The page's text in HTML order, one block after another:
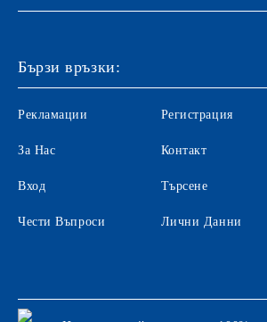
Бързи връзки:
Рекламации
За Нас
Вход
Чести Въпроси
Регистрация
Контакт
Търсене
Лични Данни